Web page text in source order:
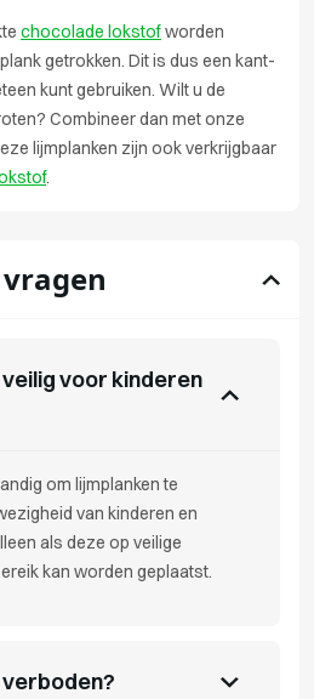
chocolade lokstofworden
getrokken. Dit is dus een kant-
kunt gebruiken. Wilt u de
Combineer dan met onze
lijmplanken zijn ook verkrijgbaar
.
veilig voor kinderen
om lijmplanken te
van kinderen en
als deze op veilige
kan worden geplaatst.
verboden?